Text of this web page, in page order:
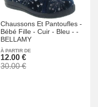
Chaussons Et Pantoufles -
Bébé Fille - Cuir - Bleu - -
BELLAMY
À PARTIR DE
12.00 €
30.00 €